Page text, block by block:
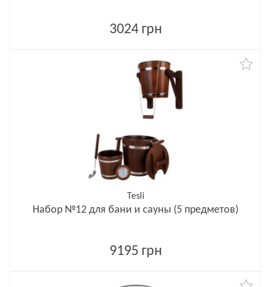
3024 грн
Tesli
Набор №12 для бани и сауны (5 предметов)
9195 грн